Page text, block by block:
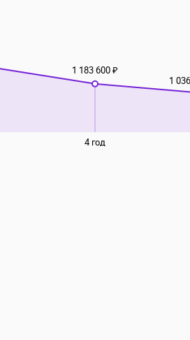
4 год
1 183 600 ₽
1